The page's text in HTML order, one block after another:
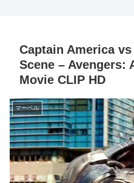
Captain America
Scene – Avengers:
Movie CLIP HD
マーベル